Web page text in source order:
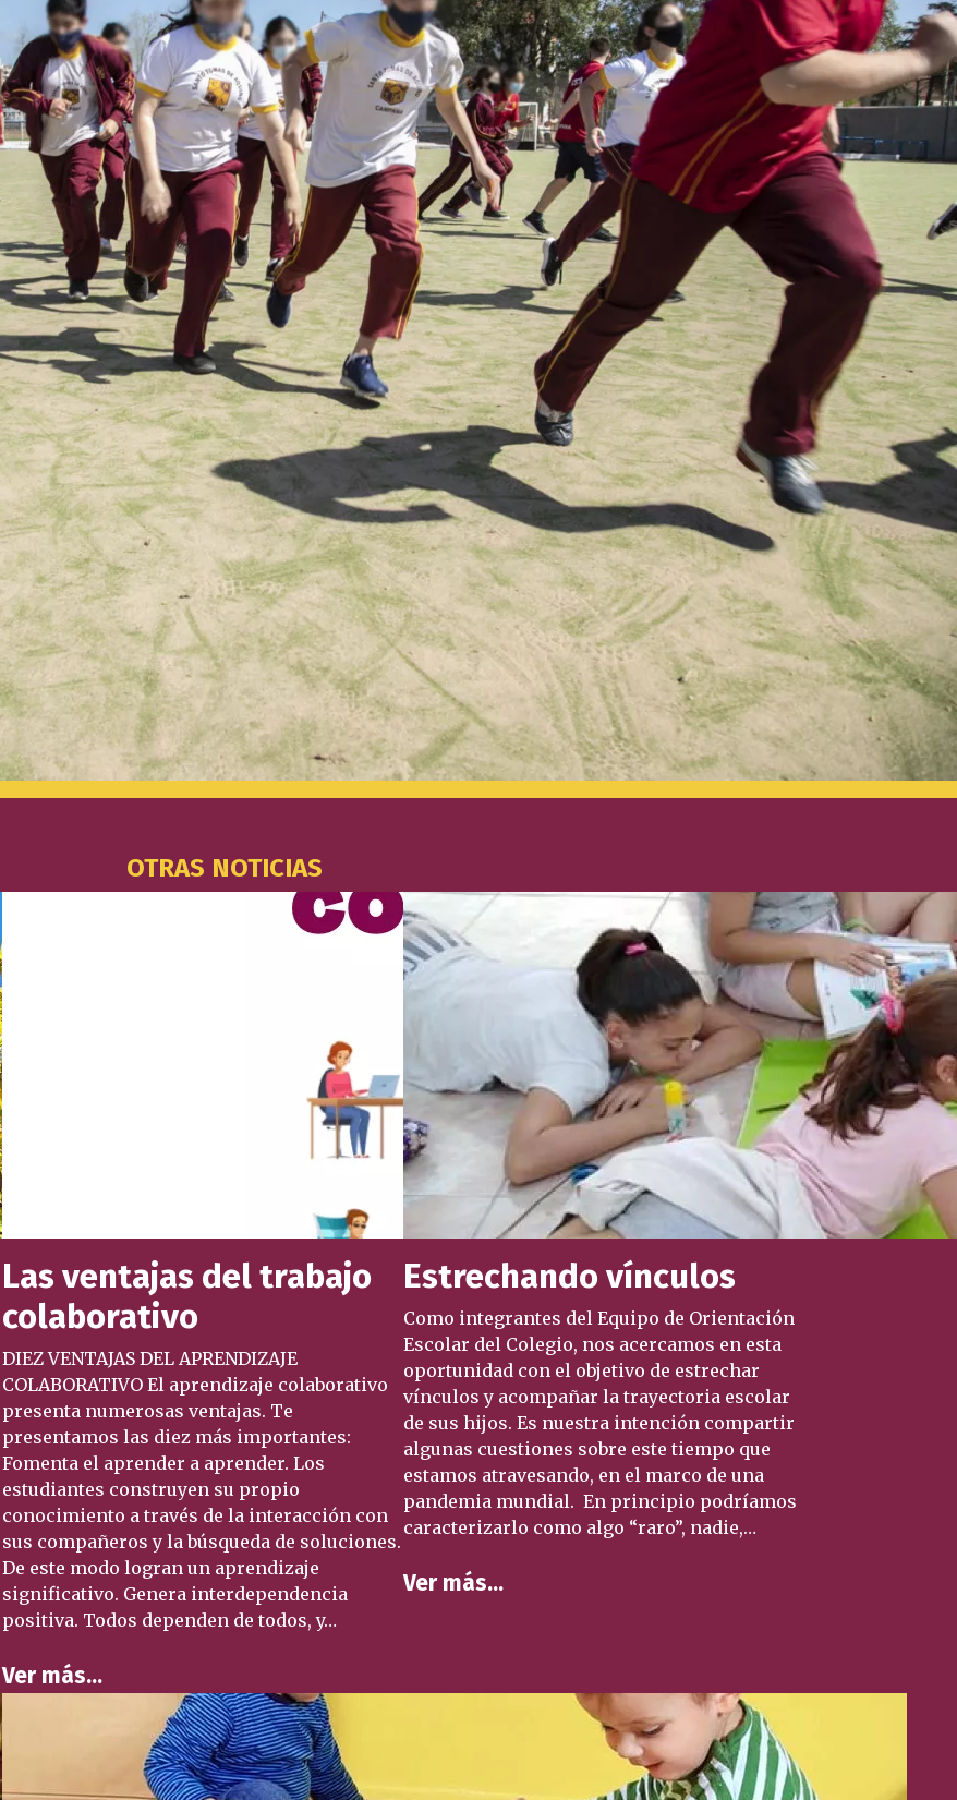
OTRAS NOTICIAS
Las ventajas del trabajo
colaborativo
DIEZ VENTAJAS DEL APRENDIZAJE
COLABORATIVO El aprendizaje colaborativo
presenta numerosas ventajas. Te
presentamos las diez más importantes:
Fomenta el aprender a aprender. Los
estudiantes construyen su propio
conocimiento a través de la interacción con
sus compañeros y la búsqueda de soluciones.
De este modo logran un aprendizaje
significativo. Genera interdependencia
positiva. Todos dependen de todos, y…
Ver más…
Estrechando vínculos
Como integrantes del Equipo de Orientación
Escolar del Colegio, nos acercamos en esta
oportunidad con el objetivo de estrechar
vínculos y acompañar la trayectoria escolar
de sus hijos. Es nuestra intención compartir
algunas cuestiones sobre este tiempo que
estamos atravesando, en el marco de una
pandemia mundial. En principio podríamos
caracterizarlo como algo “raro”, nadie,…
Ver más…
El plan de continuidad en